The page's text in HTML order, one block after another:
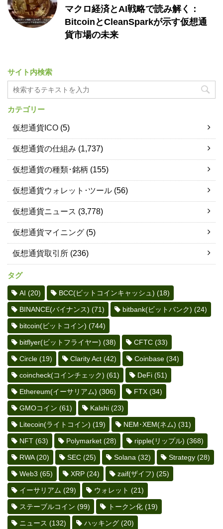
マクロ経済とAI戦略で読み解く：
BitcoinとCleanSparkが示す仮想通
貨市場の未来
サイト内検索
カテゴリー
仮想通貨ICO (5)
仮想通貨の仕組み (1,737)
仮想通貨の種類･銘柄 (155)
仮想通貨ウォレット･ツール (56)
仮想通貨ニュース (3,778)
仮想通貨マイニング (5)
仮想通貨取引所 (236)
タグ
AI (20) BCC(ビットコインキャッシュ) (18)
BINANCE(バイナンス) (71) bitbank(ビットバンク) (24)
bitcoin(ビットコイン) (744)
bitflyer(ビットフライヤー) (38) CFTC (33)
Circle (19) Clarity Act (42) Coinbase (34)
coincheck(コインチェック) (61) DeFi (51)
Ethereum(イーサリアム) (306) FTX (34)
GMOコイン (61) Kalshi (23)
Litecoin(ライトコイン) (19) NEM･XEM(ネム) (31)
NFT (63) Polymarket (28) ripple(リップル) (368)
RWA(20) SEC (25) Solana (32) Strategy (28)
Web3 (65) XRP (24) zaif(ザイフ) (25)
イーサリアム (29) ウォレット (21)
ステーブルコイン (99) トークン化 (19)
ニュース (132) ハッキング (20)